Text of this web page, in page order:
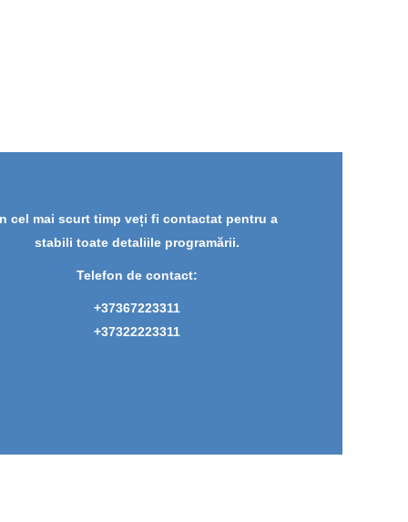
cel mai scurt timp veți fi contactat pentru a
stabili toate detaliile programării.
Telefon de contact:
+37367223311
+37322223311